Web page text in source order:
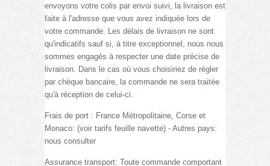
envoyons votre colis par envoi suivi, la livraison est
faite à l'adresse que vous avez indiquée lors de
votre commande. Les délais de livraison ne sont
qu'indicatifs sauf si, à titre exceptionnel, nous nous
sommes engagés à respecter une date précise de
livraison. Dans le cas où vous choisiriez de régler
par chèque bancaire, la commande ne sera traitée
qu'à réception de celui-ci.
Frais de port : France Métropolitaine, Corse et
Monaco: (voir tarifs feuille navette) - Autres pays:
nous consulter
Assurance transport: Toute commande comportant